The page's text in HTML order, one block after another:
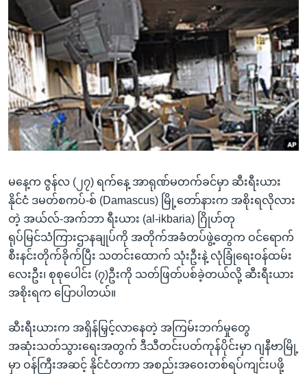
ကျော်
ကြည့်
ရန်
ပင်မ
အ
ညွန်း
စာမျက်နှာ
သို့
ကြည့်
ရန်
ရှာဖွေ
ရန်
နေရာ
ကျော်
အစ္စရေး-ပါလက်စတိုင်း
အင်္ဂလိပ်စာလေ့လာမယ်
အမေရိကန်သုံးအီဒီယံ
မကြေးမုံရဲ့ အင်္ဂလိပ်စာ
ရုပ်ရှင်ထဲက အင်္ဂလိပ်စာ
သုတပဒေသာ အင်္ဂလိပ်စာ
အပတ်စဉ်ကဏ္ဍများ
ရေဒီယို
တီဗွီ
ရေဒီယိုနှင့်ရုပ်သံ အချက်အလက်များ
ရေဒီယို/တီဗွီအစီအစဉ်
Learning English
ဗွီအိုအေ လူမှုကွန်ယက်များ
ဘာသာစကားများ
မနေ့က ဇွန်လ (၂၇) ရက်နေ့ အာရုဏ်မတက်ခင်မှာ ဆီးရီးယား
နိုင်ငံ ဒမတ်စကပ်-စ် (Damascus) မြို့တော်နားက အစိုးရလိုလား
တဲ့ အယ်လ်-အက်ဘာ ရီးယား (al-ikbaria) ဂြိုဟ်တု
ရုပ်မြင်သံကြားဌာနချုပ်ကို အတိုက်အခံတပ်ဖွဲ့တွေက ဝင်ရောက်
စီးနင်းတိုက်ခိုက်ပြီး သတင်းထောက် သုံးဦးနဲ့ လုံခြုံရေးဝန်ထမ်း
လေးဦး၊ စုစုပေါင်း (၇)ဦးကို သတ်ဖြတ်ပစ်ခဲ့တယ်လို့ ဆီးရီးယား
အစိုးရက ပြောပါတယ်။
ဆီးရီးယားက အရှိန်မြှင့်လာနေတဲ့ အကြမ်းဘက်မှုတွေ
အဆုံးသတ်သွားရေးအတွက် ဒီသီတင်းပတ်ကုန်ပိုင်းမှာ ဂျနီဗာမြို့
မှာ ဝန်ကြီးအဆင့် နိုင်ငံတကာ အစည်းအဝေးတစ်ရပ်ကျင်းပဖို့